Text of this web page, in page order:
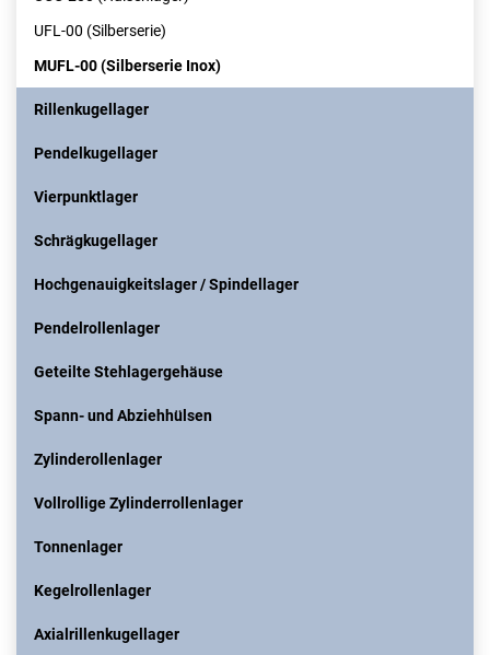
UFL-00 (Silberserie)
MUFL-00 (Silberserie Inox)
Rillenkugellager
Pendelkugellager
Vierpunktlager
Schrägkugellager
Hochgenauigkeitslager / Spindellager
Pendelrollenlager
Geteilte Stehlagergehäuse
Spann- und Abziehhülsen
Zylinderollenlager
Vollrollige Zylinderrollenlager
Tonnenlager
Kegelrollenlager
Axialrillenkugellager